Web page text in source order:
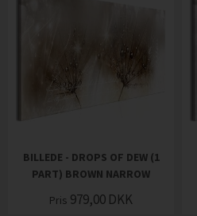
BILLEDE - DROPS OF DEW (1
PART) BROWN NARROW
Pris 979,00 DKK